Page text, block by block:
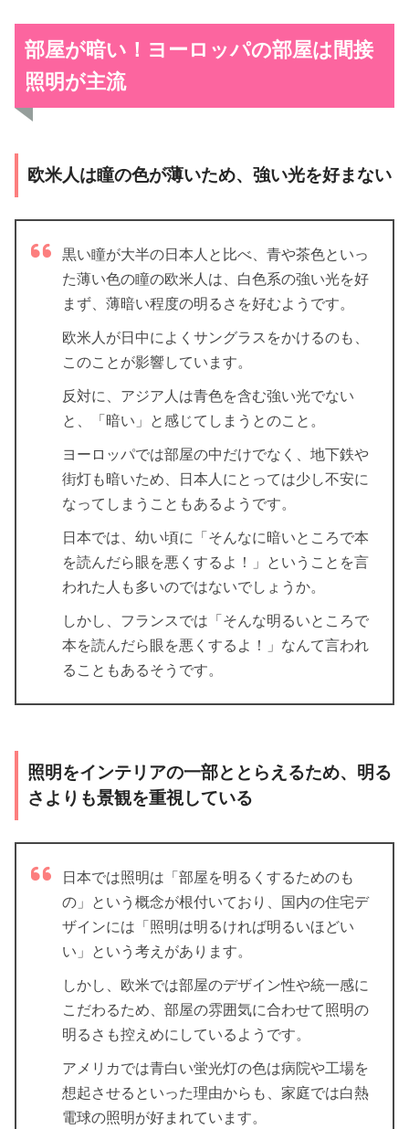
部屋が暗い！ヨーロッパの部屋は間接
照明が主流
欧米人は瞳の色が薄いため、強い光を好まない
黒い瞳が大半の日本人と比べ、青や茶色といっ
た薄い色の瞳の欧米人は、白色系の強い光を好
まず、薄暗い程度の明るさを好むようです。
欧米人が日中によくサングラスをかけるのも、
このことが影響しています。
反対に、アジア人は青色を含む強い光でない
と、「暗い」と感じてしまうとのこと。
ヨーロッパでは部屋の中だけでなく、地下鉄や
街灯も暗いため、日本人にとっては少し不安に
なってしまうこともあるようです。
日本では、幼い頃に「そんなに暗いところで本
を読んだら眼を悪くするよ！」ということを言
われた人も多いのではないでしょうか。
しかし、フランスでは「そんな明るいところで
本を読んだら眼を悪くするよ！」なんて言われ
ることもあるそうです。
照明をインテリアの一部ととらえるため、明る
さよりも景観を重視している
日本では照明は「部屋を明るくするためのも
の」という概念が根付いており、国内の住宅デ
ザインには「照明は明るければ明るいほどい
い」という考えがあります。
しかし、欧米では部屋のデザイン性や統一感に
こだわるため、部屋の雰囲気に合わせて照明の
明るさも控えめにしているようです。
アメリカでは青白い蛍光灯の色は病院や工場を
想起させるといった理由からも、家庭では白熱
電球の照明が好まれています。